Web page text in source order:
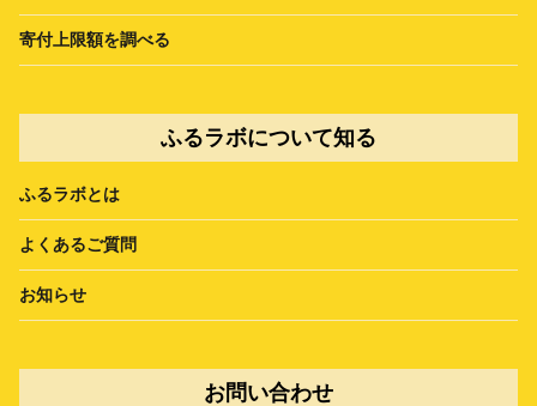
寄付上限額を調べる
ふるラボについて知る
ふるラボとは
よくあるご質問
お知らせ
お問い合わせ